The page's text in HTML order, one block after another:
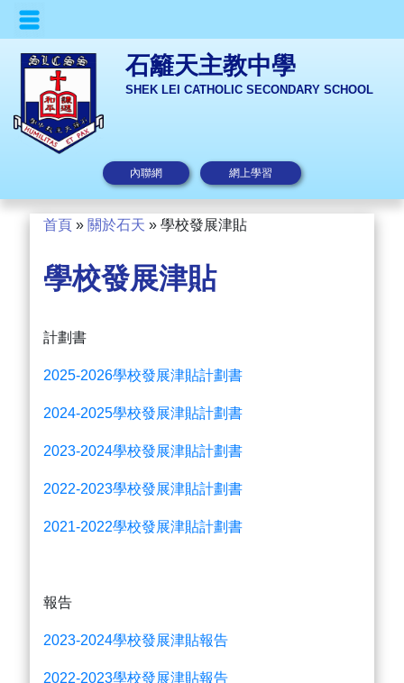
石籬天主教中學
SHEK LEI CATHOLIC SECONDARY SCHOOL
內聯網 網上學習
首頁 » 關於石天 » 學校發展津貼
學校發展津貼
計劃書
2025-2026學校發展津貼計劃書
2024-2025學校發展津貼計劃書
2023-2024學校發展津貼計劃書
2022-2023學校發展津貼計劃書
2021-2022學校發展津貼計劃書
報告
2023-2024學校發展津貼報告
2022-2023學校發展津貼報告